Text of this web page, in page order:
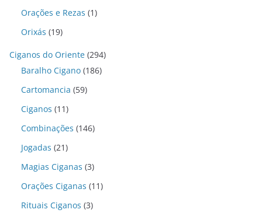
Orações e Rezas (1)
Orixás (19)
Ciganos do Oriente (294)
Baralho Cigano (186)
Cartomancia (59)
Ciganos (11)
Combinações (146)
Jogadas (21)
Magias Ciganas (3)
Orações Ciganas (11)
Rituais Ciganos (3)